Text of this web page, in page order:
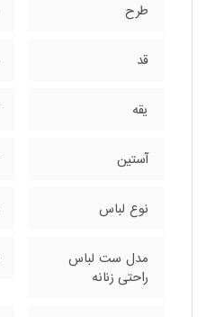
طرح
قد
یقه
آستین
نوع لباس
مدل ست لباس
راحتی زنانه